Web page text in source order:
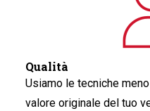
Qualità
Usiamo le tecniche
valore originale del tuo